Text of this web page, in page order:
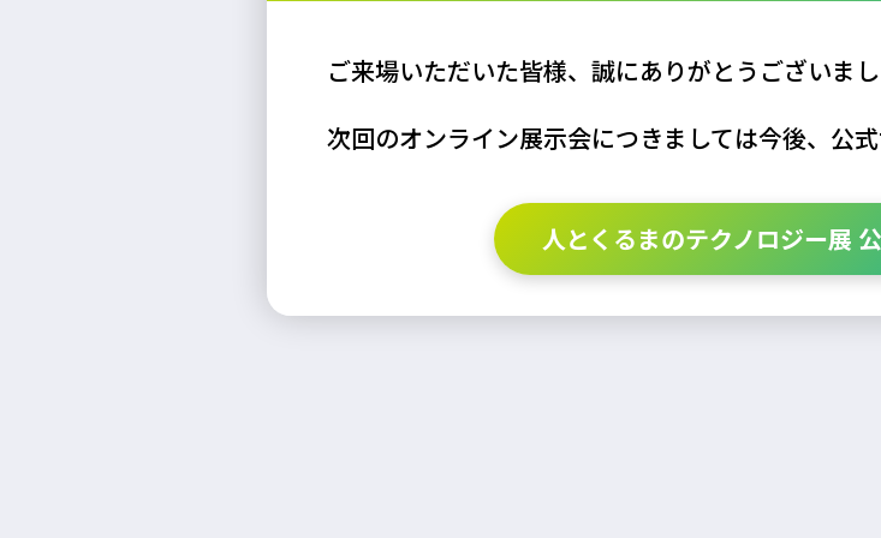
ご来場いただいた皆様、誠にありがとうございまし
次回のオンライン展示会につきましては今後、公
人とくるまのテクノロジー展